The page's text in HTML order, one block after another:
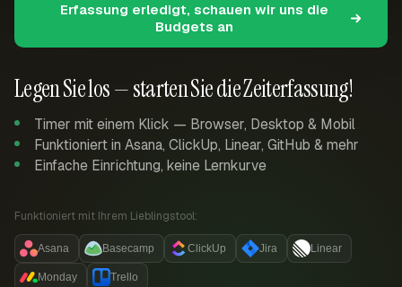
Legen Sie los — starten Sie die Zeiterfassung!
Timer mit einem Klick — Browser, Desktop & Mobil
Funktioniert in Asana, ClickUp, Linear, GitHub & mehr
Einfache Einrichtung, keine Lernkurve
Funktioniert mit Ihrem Lieblingstool:
Asana Basecamp ClickUp Jira Linear
Monday Trello
Erfassung erledigt, schauen wir uns die
Budgets an